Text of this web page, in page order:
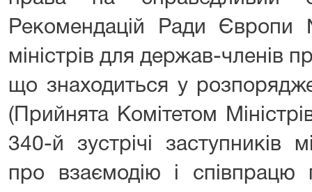
Рекомендацій Ради
міністрів для держав-членів
що знаходиться у
(Прийнята Комітетом
340-й зустрічі заступників
про взаємодію і співпрацю